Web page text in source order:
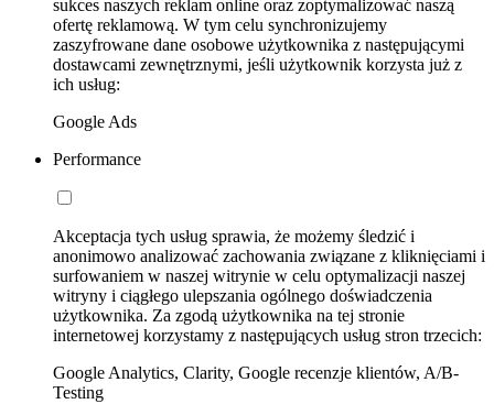
sukces naszych reklam online oraz zoptymalizować naszą
ofertę reklamową. W tym celu synchronizujemy
zaszyfrowane dane osobowe użytkownika z następującymi
dostawcami zewnętrznymi, jeśli użytkownik korzysta już z
ich usług:
Google Ads
Performance
Akceptacja tych usług sprawia, że możemy śledzić i
anonimowo analizować zachowania związane z kliknięciami i
surfowaniem w naszej witrynie w celu optymalizacji naszej
witryny i ciągłego ulepszania ogólnego doświadczenia
użytkownika. Za zgodą użytkownika na tej stronie
internetowej korzystamy z następujących usług stron trzecich:
Google Analytics, Clarity, Google recenzje klientów, A/B-
Testing